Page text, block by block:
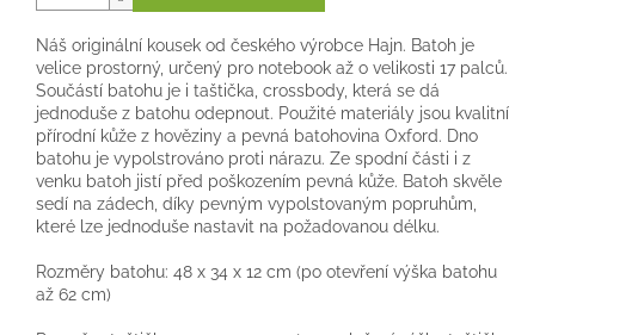
Náš originální kousek od českého výrobce Hajn. Batoh je
velice prostorný, určený pro notebook až o velikosti 17 palců.
Součástí batohu je i taštička, crossbody, která se dá
jednoduše z batohu odepnout. Použité materiály jsou kvalitní
přírodní kůže z hověziny a pevná batohovina Oxford. Dno
batohu je vypolstrováno proti nárazu. Ze spodní části i z
venku batoh jistí před poškozením pevná kůže. Batoh skvěle
sedí na zádech, díky pevným vypolstovaným popruhům,
které lze jednoduše nastavit na požadovanou délku.
Rozměry batohu: 48 x 34 x 12 cm (po otevření výška batohu
až 62 cm)